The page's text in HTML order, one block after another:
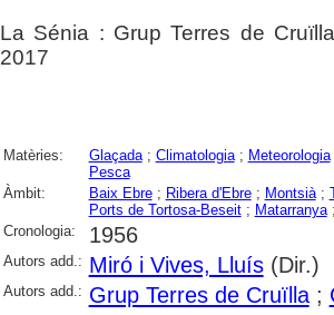
La Sénia : Grup Terres de
2017
Matèries: Glaçada; Climatologia; Meteorologia
Pesca
Àmbit:
Baix Ebre; Ribera d'Ebre; Montsià;
Ports de Tortosa-Beseit; Matarranya
Cronologia:
1956
Autors add.: Miró i Vives, Lluís(Dir.)
Autors add.: Grup Terres de Cruïlla;